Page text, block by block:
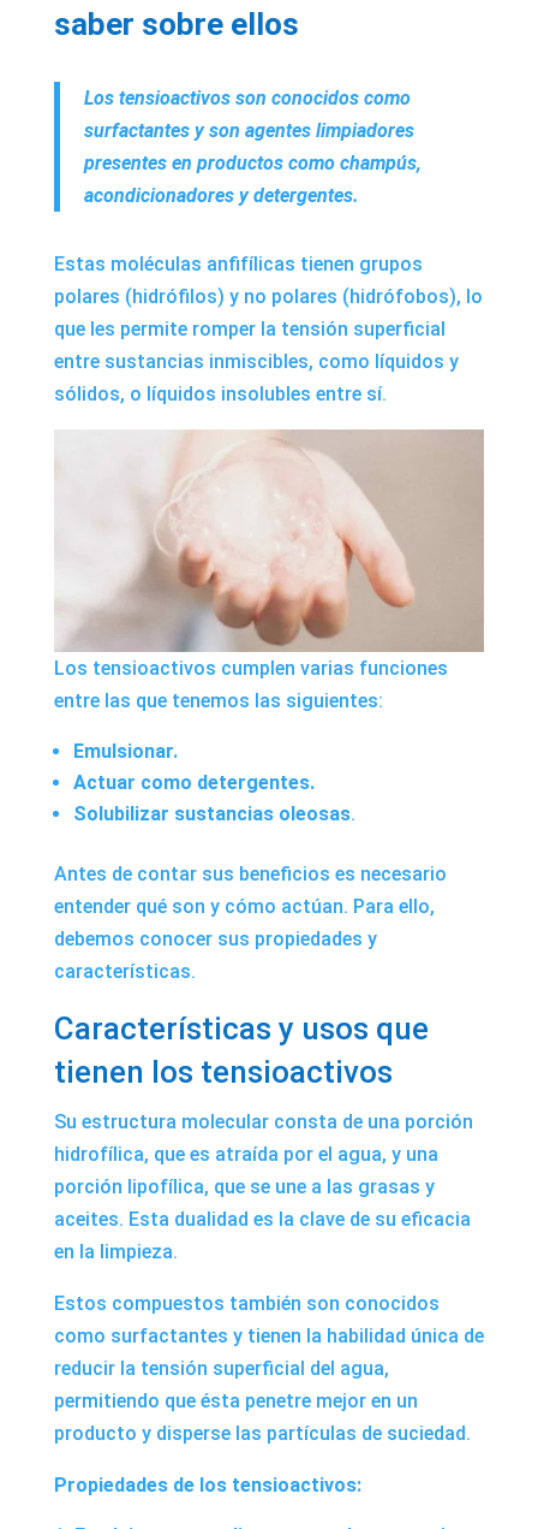
saber sobre ellos
Los tensioactivos son conocidos como
surfactantes y son agentes limpiadores
presentes en productos como champús,
acondicionadores y detergentes.
Estas moléculas anfifílicas tienen grupos
polares (hidrófilos) y no polares (hidrófobos), lo
que les permite romper la tensión superficial
entre sustancias inmiscibles, como líquidos y
sólidos, o líquidos insolubles entre sí.
Los tensioactivos cumplen varias funciones
entre las que tenemos las siguientes:
Emulsionar.
Actuar como detergentes.
Solubilizar sustancias oleosas.
Antes de contar sus beneficios es necesario
entender qué son y cómo actúan. Para ello,
debemos conocer sus propiedades y
características.
Características y usos que
tienen los tensioactivos
Su estructura molecular consta de una porción
hidrofílica, que es atraída por el agua, y una
porción lipofílica, que se une a las grasas y
aceites. Esta dualidad es la clave de su eficacia
en la limpieza.
Estos compuestos también son conocidos
como surfactantes y tienen la habilidad única de
reducir la tensión superficial del agua,
permitiendo que ésta penetre mejor en un
producto y disperse las partículas de suciedad.
Propiedades de los tensioactivos: